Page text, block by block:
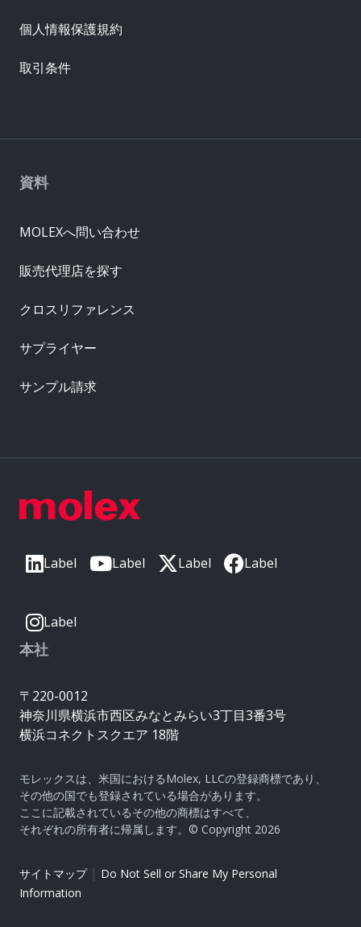
Label Label Label Label
Label
本社
〒220-0012
神奈川県横浜市西区みなとみらい3丁目3番3号
横浜コネクトスクエア 18階
モレックスは、米国におけるMolex, LLCの登録商標であり、
その他の国でも登録されている場合があります。
ここに記載されているその他の商標はすべて、
それぞれの所有者に帰属します。© Copyright 2026
サイトマップ| Do Not Sell or Share My Personal
Information
資料
MOLEXへ問い合わせ
販売代理店を探す
クロスリファレンス
サプライヤー
サンプル請求
個人情報保護規約
取引条件